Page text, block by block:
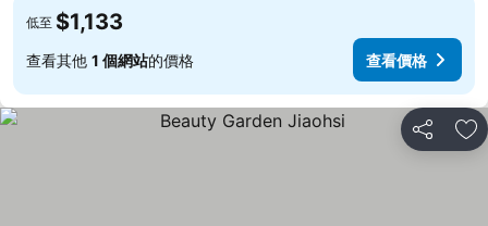
低至 $1,133
查看其他 1 個網站的價格 查看價格
分享 加